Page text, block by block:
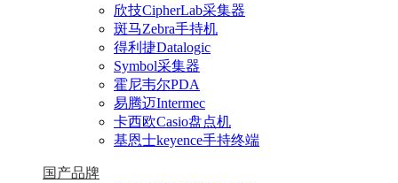
欣技CipherLab采集器
斑马Zebra手持机
得利捷Datalogic
Symbol采集器
霍尼韦尔PDA
易腾迈Intermec
卡西欧Casio盘点机
基恩士keyence手持终端
国产品牌